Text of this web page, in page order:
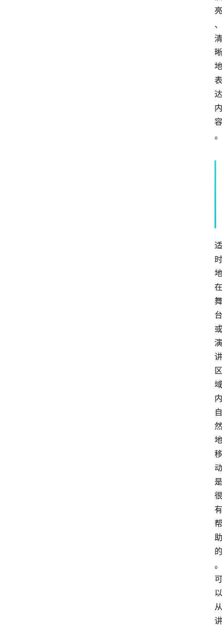
亮
、
清
晰
地
表
达
内
容
。
适
时
地
在
舞
台
或
演
讲
区
域
内
自
然
地
移
动
是
很
有
帮
助
的
。
可
以
从
讲